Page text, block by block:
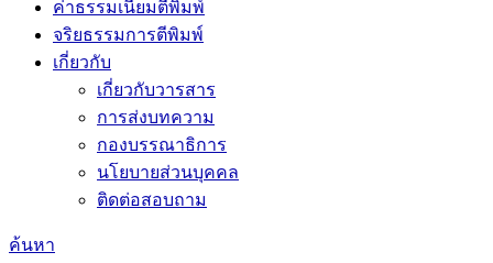
ค่าธรรมเนียมตีพิมพ์
จริยธรรมการตีพิมพ์
เกี่ยวกับ
เกี่ยวกับวารสาร
การส่งบทความ
กองบรรณาธิการ
นโยบายส่วนบุคคล
ติดต่อสอบถาม
ค้นหา